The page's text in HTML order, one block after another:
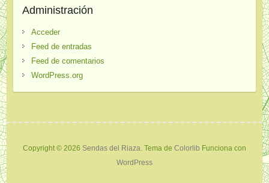
Administración
Acceder
Feed de entradas
Feed de comentarios
WordPress.org
Copyright © 2026 Sendas del Riaza . Tema de Colorlib Funciona con
WordPress